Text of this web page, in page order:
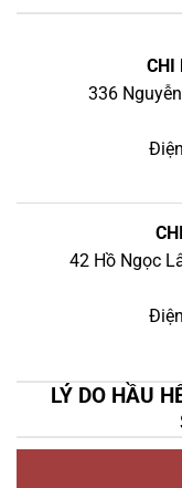
CHI
336
42 Hồ Ngọc
LÝ DO HẦU